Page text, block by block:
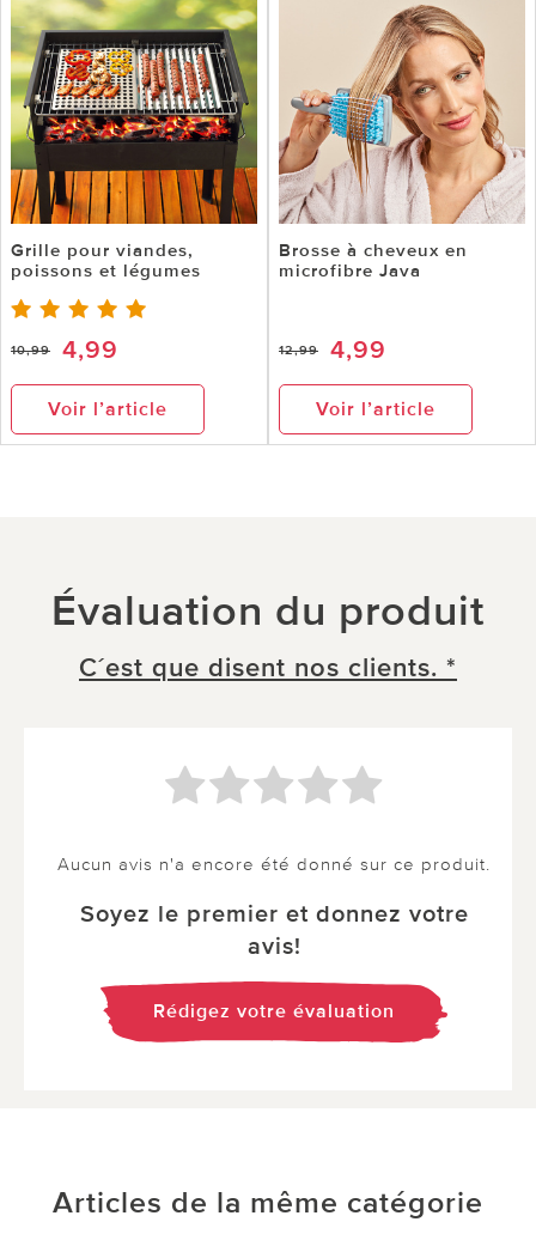
Grille pour viandes,
poissons et légumes
10,99 4,99
Voir l’article
Brosse à cheveux en
microfibre Java
12,99 4,99
Voir l’article
Évaluation du produit
C´est que disent nos clients. *
Aucun avis n'a encore été donné sur ce produit.
Soyez le premier et donnez votre
avis!
Rédigez votre évaluation
Articles de la même catégorie